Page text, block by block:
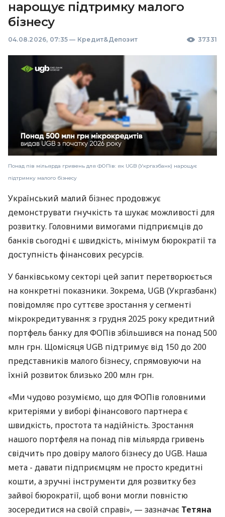
нарощує підтримку малого
бізнесу
04.08.2026, 07:35 — Кредит&Депозит 37331
Понад пів мільярда гривень для ФОПів: як UGB (Укргазбанк) нарощує
підтримку малого бізнесу
Український малий бізнес продовжує
демонструвати гнучкість та шукає можливості для
розвитку. Головними вимогами підприємців до
банків сьогодні є швидкість, мінімум бюрократії та
доступність фінансових ресурсів.
У банківському секторі цей запит перетворюється
на конкретні показники. Зокрема, UGB (Укргазбанк)
повідомляє про суттєве зростання у сегменті
мікрокредитування: з грудня 2025 року кредитний
портфель банку для ФОПів збільшився на понад 500
млн грн. Щомісяця UGB підтримує від 150 до 200
представників малого бізнесу, спрямовуючи на
їхній розвиток близько 200 млн грн.
«Ми чудово розуміємо, що для ФОПів головними
критеріями у виборі фінансового партнера є
швидкість, простота та надійність. Зростання
нашого портфеля на понад пів мільярда гривень
свідчить про довіру малого бізнесу до UGB. Наша
мета - давати підприємцям не просто кредитні
кошти, а зручні інструменти для розвитку без
зайвої бюрократії, щоб вони могли повністю
зосередитися на своїй справі», — зазначає Тетяна